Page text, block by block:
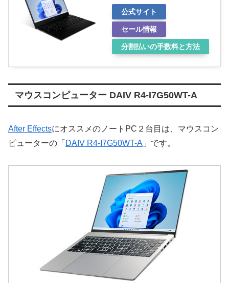
公式サイト
セール情報
分割払いの手数料と方法
マウスコンピューター DAIV R4-I7G50WT-A
After EffectsにオススメのノートPC２台目は、マウスコン
ピューターの「 DAIV R4-I7G50WT-A 」です。